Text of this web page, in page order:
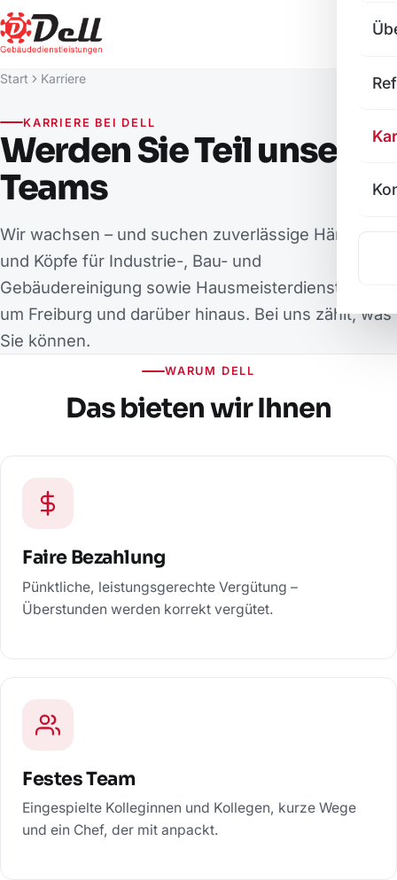
Start Karriere
KARRIERE BEI DELL
Werden Sie Teil unseres
Teams
Wir wachsen – und suchen zuverlässige Hände
und Köpfe für Industrie-, Bau- und
Gebäudereinigung sowie Hausmeisterdienste rund
um Freiburg und darüber hinaus. Bei uns zählt, was
Sie können.
WARUM DELL
Das bieten wir Ihnen
Faire Bezahlung
Pünktliche, leistungsgerechte Vergütung –
Überstunden werden korrekt vergütet.
Festes Team
Eingespielte Kolleginnen und Kollegen, kurze Wege
und ein Chef, der mit anpackt.